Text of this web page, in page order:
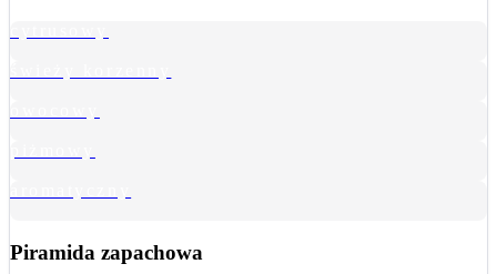
Piramida zapachowa